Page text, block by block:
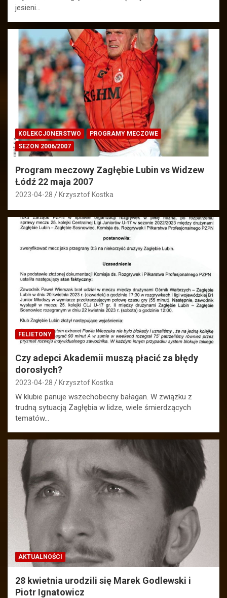
jesieni…
KOLEKCJONERSTWO
PROGRAMY MECZOWE
SEZON 2006/2007
Program meczowy Zagłębie Lubin vs Widzew
Łódź 22 maja 2007
2023-04-28 Krzysztof Kostka
FELIETONY
Czy adepci Akademii muszą płacić za błędy
dorosłych?
2023-04-28 Krzysztof Kostka
W klubie panuje wszechobecny bałagan. W związku z
trudną sytuacją Zagłębia w lidze, wiele śmierdzących
tematów…
AKTUALNOŚCI
28 kwietnia urodzili się Marek Godlewski i
Piotr Ignatowicz